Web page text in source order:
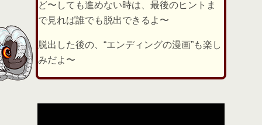
ど〜しても進めない時は、最後のヒントま
で見れば誰でも脱出できるよ〜
脱出した後の、“エンディングの漫画”も楽し
みだよ〜